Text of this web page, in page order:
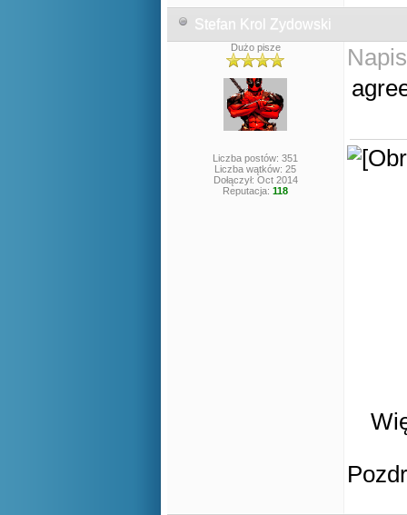
Stefan Krol Zydowski
Dużo pisze
Liczba postów: 351
Liczba wątków: 25
Dołączył: Oct 2014
Reputacja: 118